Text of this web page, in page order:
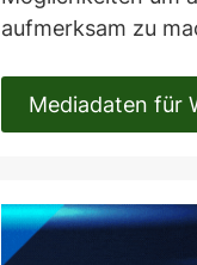
aufmerksam zu
Mediadaten für